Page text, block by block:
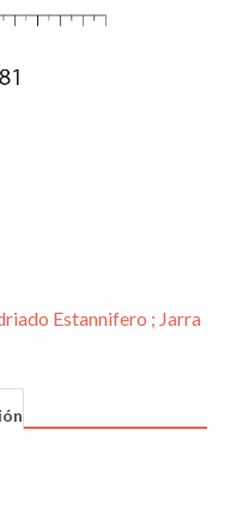
Estannifero ; Jarra